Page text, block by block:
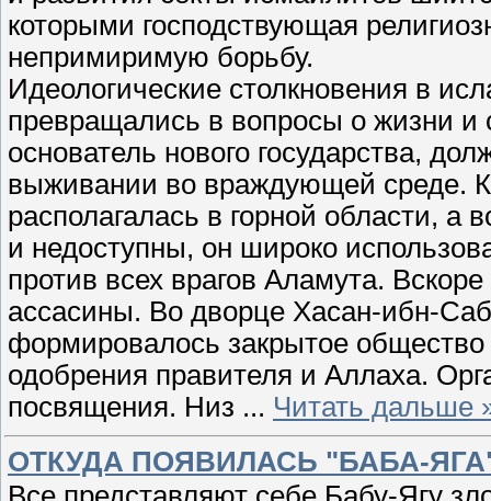
которыми господствующая
непримиримую борьбу.
Идеологические столкновения в
превращались в вопросы о жизни
основатель нового государства,
выживании во враждующей среде.
располагалась в горной области, а
и недоступны, он широко
против всех врагов Аламута.
ассасины. Во дворце Хасан-ибн-
формировалось закрытое
одобрения правителя и Аллаха.
посвящения. Низ ... Читать дальше
ОТКУДА ПОЯВИЛАСЬ "БАБА-